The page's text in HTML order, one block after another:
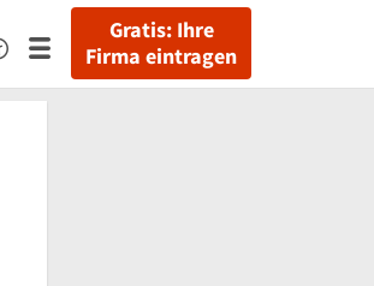
Gratis: Ihre
Firma eintragen